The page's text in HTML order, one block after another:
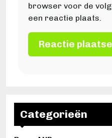
Categorieën
browser voor de
een reactie plaats.